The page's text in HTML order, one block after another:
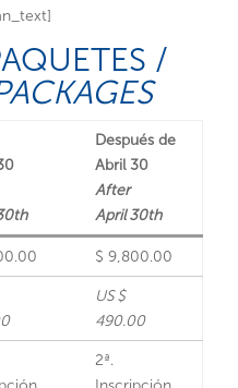
/
Después de
Abril 30
After
April 30th
$ 9,800.00
US $
490.00
2ª.